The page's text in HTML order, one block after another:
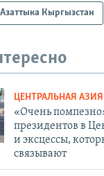
Кыргызстан
ЦЕНТРАЛЬНАЯ АЗИЯ
«Очень
президентов в
и эксцессы,
связывают